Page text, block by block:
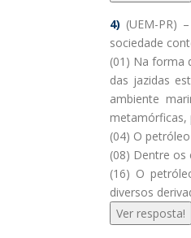
4) (UEM-PR)
sociedade
(01) Na forma
das jazidas
ambiente
metamórficas,
(04) O
(08) Dentre os
(16) O
diversos
Ver resposta!